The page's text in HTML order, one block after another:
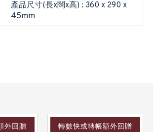
產品尺寸(長x闊x高) : 360 x 290 x
45mm
外回贈
轉數快或轉帳額外回贈